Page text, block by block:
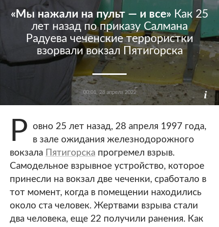
«Мы нажали на пульт — и все» Как 25
лет назад по приказу Салмана
Радуева чеченские террористки
взорвали вокзал Пятигорска
00:01, 28 апреля 2022
Р овно 25 лет назад, 28 апреля 1997 года,
в зале ожидания железнодорожного
вокзала Пятигорска прогремел взрыв.
Самодельное взрывное устройство, которое
принесли на вокзал две чеченки, сработало в
тот момент, когда в помещении находились
около ста человек. Жертвами взрыва стали
два человека, еще 22 получили ранения. Как